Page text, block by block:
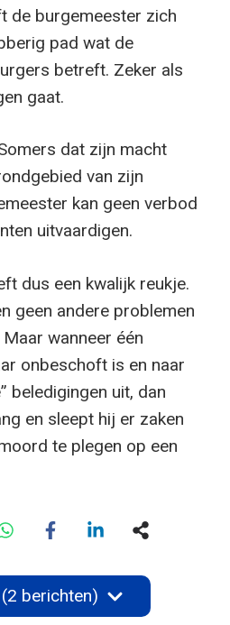
de burgemeester zich
pad wat de
betreft. Zeker als
gaat.
dat zijn macht
van zijn
kan geen verbod
uitvaardigen.
dus een kwalijk reukje.
geen andere problemen
wanneer één
onbeschoft is en naar
beledigingen uit, dan
en sleept hij er zaken
te plegen op een
berichten)